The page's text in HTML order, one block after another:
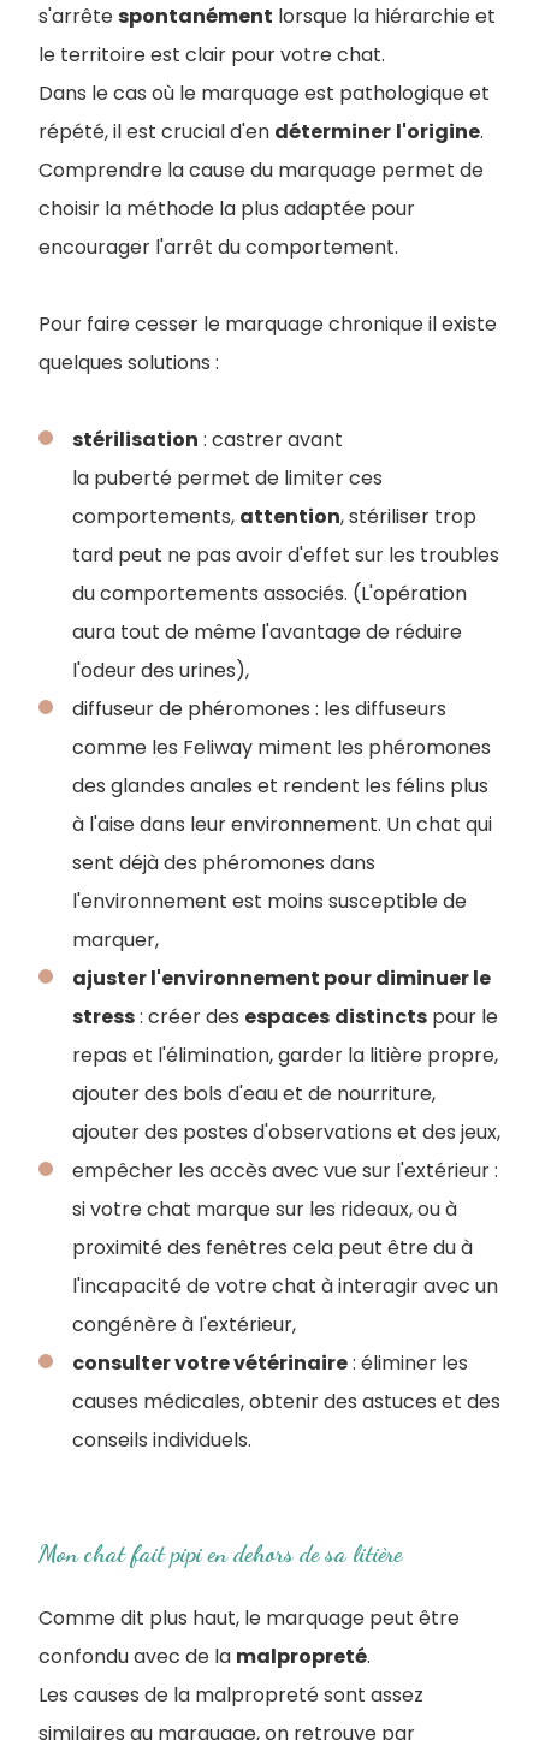
s'arrêtespontanément lorsque la hiérarchie et
le territoire est clair pour votre chat.
Dans le cas où le marquage est pathologique et
répété, il est crucial d'en déterminer l'origine.
Comprendre la cause du marquage permet de
choisir la méthode la plus adaptée pour
encourager l'arrêt du comportement.
Pour faire cesser le marquage chronique il existe
quelques solutions :
stérilisation : castrer avant
la puberté permet de limiter ces
comportements, attention, stériliser trop
tard peut ne pas avoir d'effet sur les troubles
du comportements associés. (L'opération
aura tout de même l'avantage de réduire
l'odeur des urines),
diffuseur de phéromones : les diffuseurs
comme les Feliway miment les phéromones
des glandes anales et rendent les félins plus
à l'aise dans leur environnement. Un chat qui
sent déjà des phéromones dans
l'environnement est moins susceptible de
marquer,
ajuster l'environnement pour diminuer le
stress: créer des espaces distincts pour le
repas et l'élimination, garder la litière propre,
ajouter des bols d'eau et de nourriture,
ajouter des postes d'observations et des jeux,
empêcher les accès avec vue sur l'extérieur :
si votre chat marque sur les rideaux, ou à
proximité des fenêtres cela peut être du à
l'incapacité de votre chat à interagir avec un
congénère à l'extérieur,
consulter votre vétérinaire: éliminer les
causes médicales, obtenir des astuces et des
conseils individuels.
Mon chat fait pipi en dehors de sa litière
Comme dit plus haut, le marquage peut être
confondu avec de la malpropreté.
Les causes de la malpropreté sont assez
similaires au marquage, on retrouve par